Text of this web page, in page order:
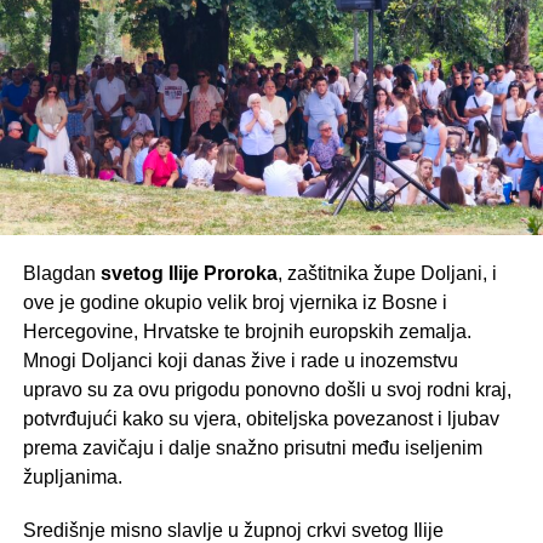
spomen-obilježja održana komemoracija. U znak trajnog
sjećanja na poginule položen je zajednički vijenac te su
zapaljene svijeće, a potom su počast odale i brojne
delegacije koje su pristigle iz različitih krajeva Bosne i
Hercegovine i Republike Hrvatske.
Središnji dio obilježavanja počeo je svečanim
branitelje i civile koje je predvodiofra Andrija
mjestu stradanja, čuvajući uspomenu na poginule
branitelje i prenoseći vrijednosti njihove žrtve budućim
naraštajima.
Pomen, jedno od najstarijih grobalja doljanskoga kraja, i
ove je godine bio mjesto molitve, zahvalnosti i sjećanja
na one koji su svojim životima branili slobodu hrvatskog
naroda. Njihova žrtva ostaje trajno upisana u povijest
Blagdan svetog Ilije Proroka, zaštitnika župe Doljani, i
ove je godine okupio velik broj vjernika iz Bosne i
Hercegovine, Hrvatske te brojnih europskih zemalja.
Mnogi Doljanci koji danas žive i rade u inozemstvu
upravo su za ovu prigodu ponovno došli u svoj rodni kraj,
potvrđujući kako su vjera, obiteljska povezanost i ljubav
prema zavičaju i dalje snažno prisutni među iseljenim
župljanima.
Središnje misno slavlje u župnoj crkvi svetog Ilije